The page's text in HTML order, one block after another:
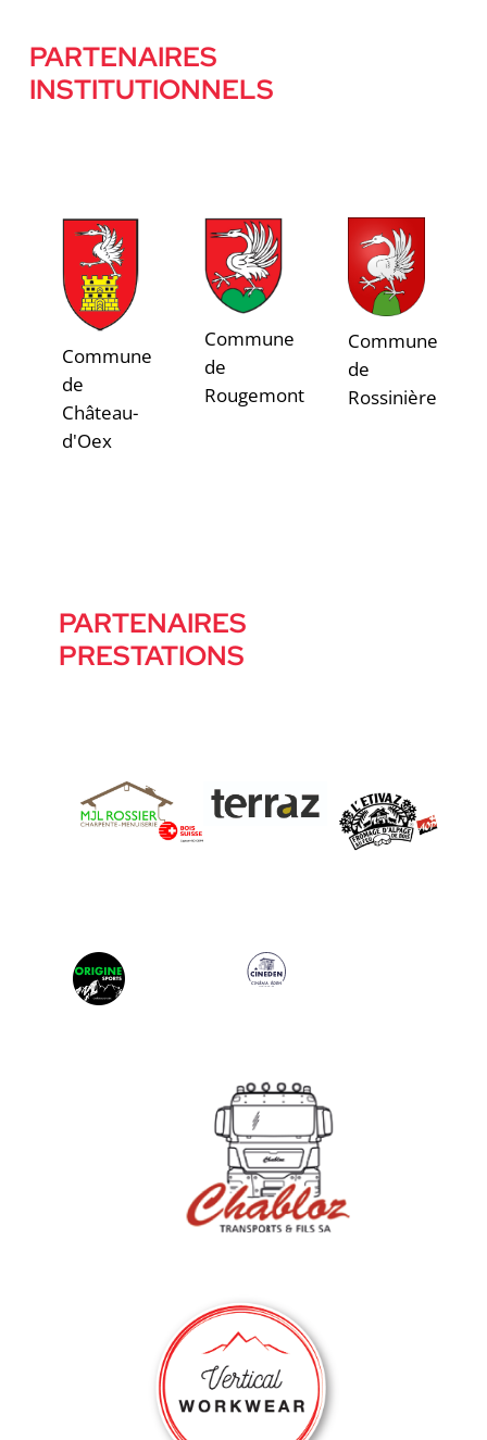
PARTENAIRES
INSTITUTIONNELS
Commune
de
Château-
d'Oex
Commune
de
Rougemont
Commune
de
Rossinière
PARTENAIRES
PRESTATIONS